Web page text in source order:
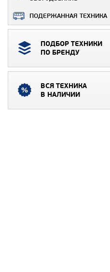
ПОДЕРЖАННАЯ ТЕХНИКА
ПОДБОР ТЕХНИКИ
ПО БРЕНДУ
ВСЯ ТЕХНИКА
В НАЛИЧИИ